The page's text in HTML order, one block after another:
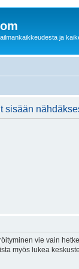
ja
sisään
vie vain
myös lukea